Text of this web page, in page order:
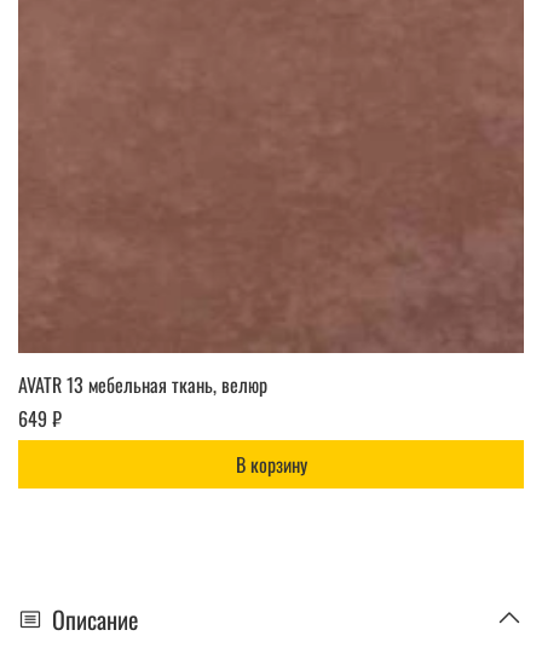
AVATR 13 мебельная ткань, велюр
649 ₽
В корзину
Описание